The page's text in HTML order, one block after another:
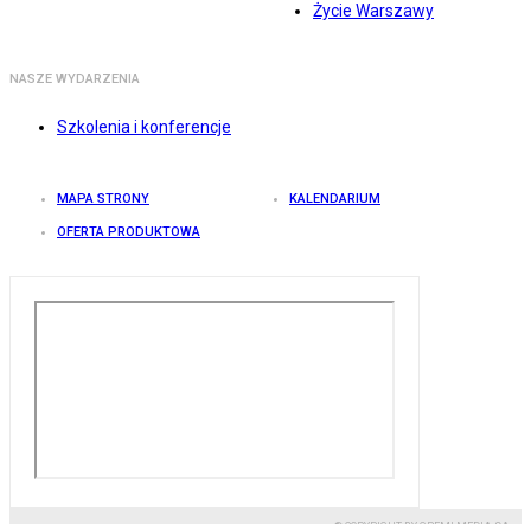
Życie Warszawy
NASZE WYDARZENIA
Szkolenia i konferencje
MAPA STRONY KALENDARIUM
OFERTA PRODUKTOWA